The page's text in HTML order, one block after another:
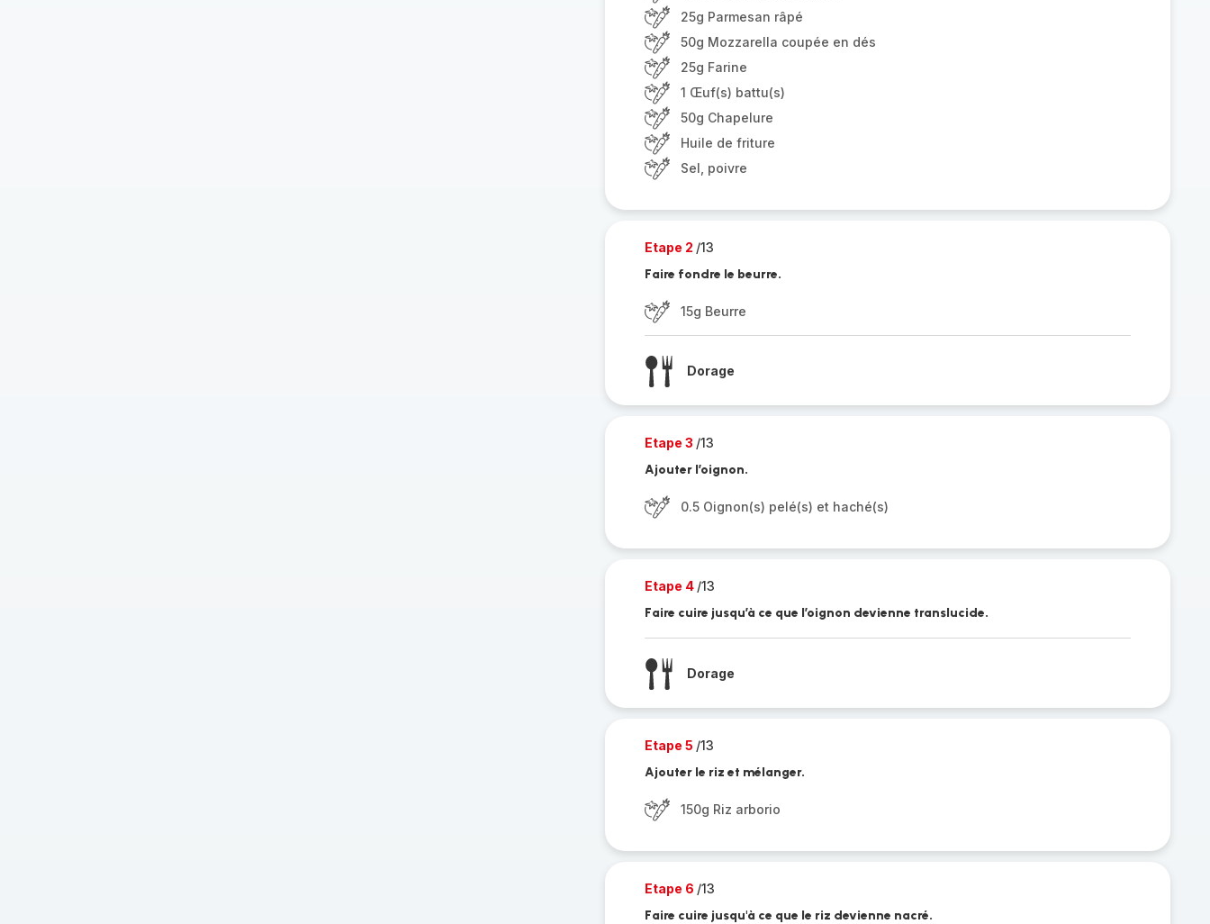
25g Parmesan râpé
50g Mozzarella coupée en dés
25g Farine
1 Œuf(s) battu(s)
50g Chapelure
Huile de friture
Sel, poivre
Etape 2 /13
Faire fondre le beurre.
15g Beurre
Dorage
Etape 3 /13
Ajouter l’oignon.
0.5 Oignon(s) pelé(s) et haché(s)
Etape 4 /13
Faire cuire jusqu’à ce que l’oignon devienne translucide.
Dorage
Etape 5 /13
Ajouter le riz et mélanger.
150g Riz arborio
Etape 6 /13
Faire cuire jusqu'à ce que le riz devienne nacré.